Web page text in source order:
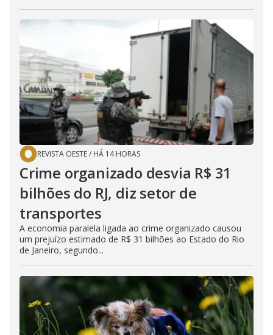
REVISTA OESTE/ HÁ 14 HORAS
Crime organizado desvia R$ 31
bilhões do RJ, diz setor de
transportes
A economia paralela ligada ao crime organizado causou
um prejuízo estimado de R$ 31 bilhões ao Estado do Rio
de Janeiro, segundo...